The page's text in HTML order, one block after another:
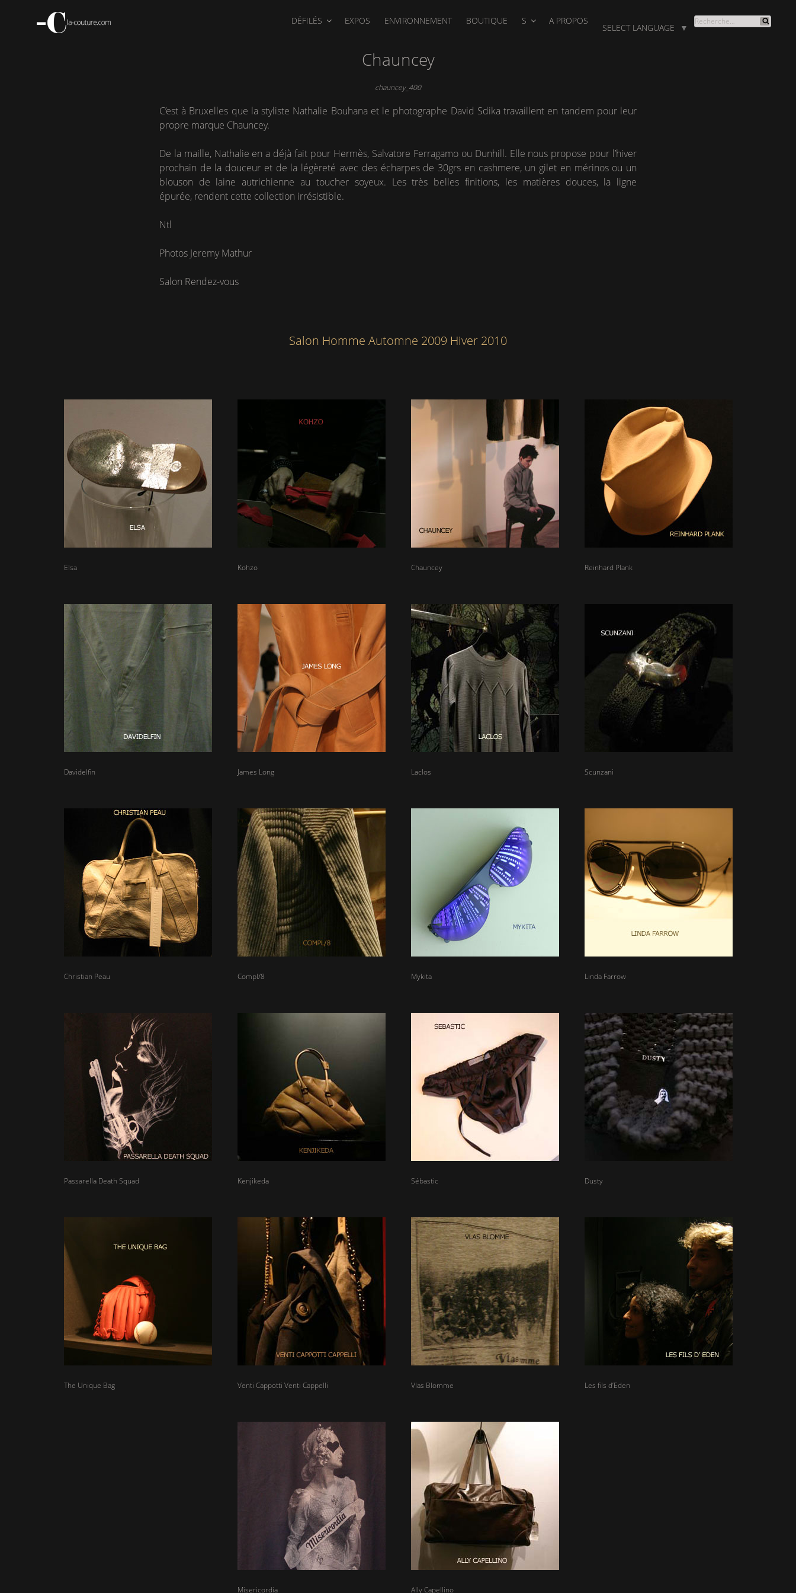
DÉFILÉS EXPOS ENVIRONNEMENT BOUTIQUE S A PROPOS
SELECT LANGUAGE ▼
RECHERCHE
Recherche
Chauncey
chauncey_400
C’est à Bruxelles que la styliste Nathalie Bouhana et le photographe David Sdika travaillent en tandem pour leur
propre marque Chauncey.
De la maille, Nathalie en a déjà fait pour Hermès, Salvatore Ferragamo ou Dunhill. Elle nous propose pour l’hiver
prochain de la douceur et de la légèreté avec des écharpes de 30grs en cashmere, un gilet en mérinos ou un
blouson de laine autrichienne au toucher soyeux. Les très belles finitions, les matières douces, la ligne
épurée, rendent cette collection irrésistible.
Ntl
Photos Jeremy Mathur
Salon Rendez-vous
Salon Homme Automne 2009 Hiver 2010
Elsa Kohzo Chauncey Reinhard Plank
Davidelfin James Long Laclos Scunzani
Christian Peau Compl/8 Mykita Linda Farrow
Passarella Death Squad Kenjikeda Sébastic Dusty
The Unique Bag Venti Cappotti Venti Cappelli Vlas Blomme Les fils d’Eden
Misericordia Ally Capellino